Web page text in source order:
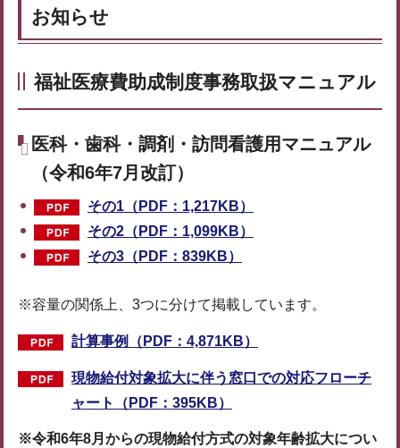
お知らせ
福祉医療費助成制度事務取扱マニュアル
医科・歯科・調剤・訪問看護用マニュアル
（令和6年7月改訂）
その1（PDF：1,217KB）
その2（PDF：1,099KB）
その3（PDF：839KB）
※容量の関係上、3つに分けて掲載しています。
計算事例（PDF：4,871KB）
現物給付対象拡大に伴う窓口での対応フローチ
ャート（PDF：395KB）
※令和6年8月からの現物給付方式の対象年齢拡大につい